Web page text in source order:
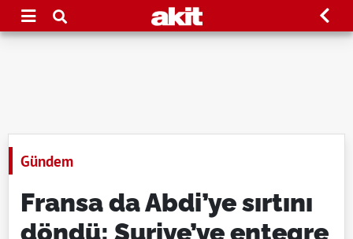
Gündem
Fransa da Abdi’ye sırtını
döndü: Suriye’ye entegre